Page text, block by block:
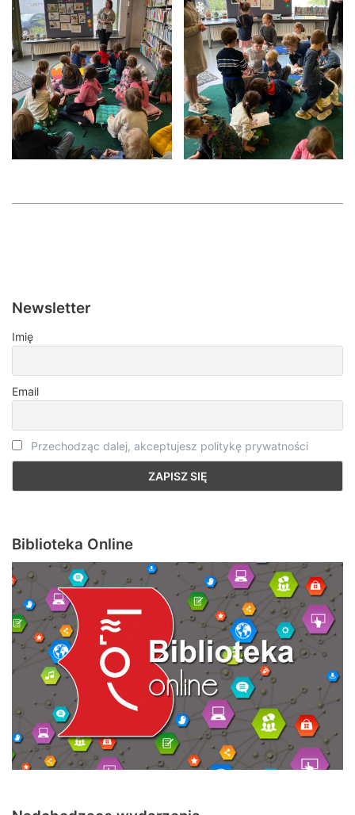
Newsletter
Imię
Email
Przechodząc dalej, akceptujesz politykę prywatności
Biblioteka Online